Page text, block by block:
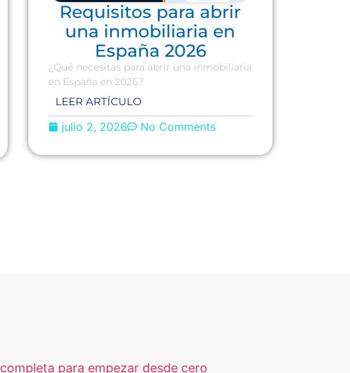
Requisitos para abrir
una inmobiliaria en
España 2026
¿Qué necesitas para abrir una inmobiliaria
en España en 2026?
LEER ARTÍCULO
julio 2, 2026 No Comments
para empezar desde cero